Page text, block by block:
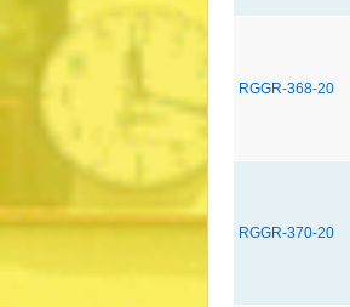
RGGR-368-20
RGGR-370-20